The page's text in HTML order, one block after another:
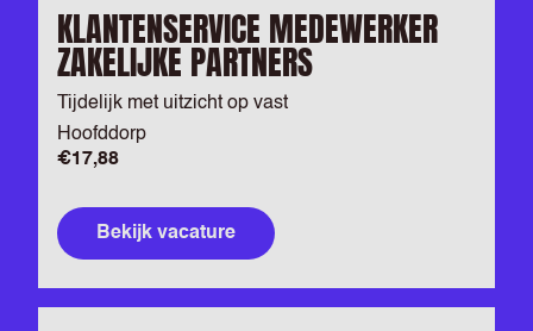
KLANTENSERVICE MEDEWERKER
ZAKELIJKE PARTNERS
Tijdelijk met uitzicht op vast
Hoofddorp
€17,88
Bekijk vacature